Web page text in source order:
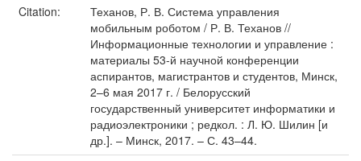
Citation:
Теханов, Р. В. Система управления
мобильным роботом / Р. В. Теханов //
Информационные технологии и управление :
материалы 53-й научной конференции
аспирантов, магистрантов и студентов, Минск,
2–6 мая 2017 г. / Белорусский
государственный университет информатики и
радиоэлектроники ; редкол. : Л. Ю. Шилин [и
др.]. – Минск, 2017. – С. 43–44.